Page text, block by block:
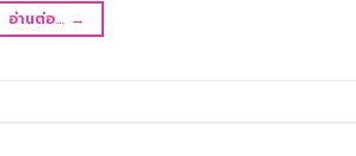
อ่านต่อ… →